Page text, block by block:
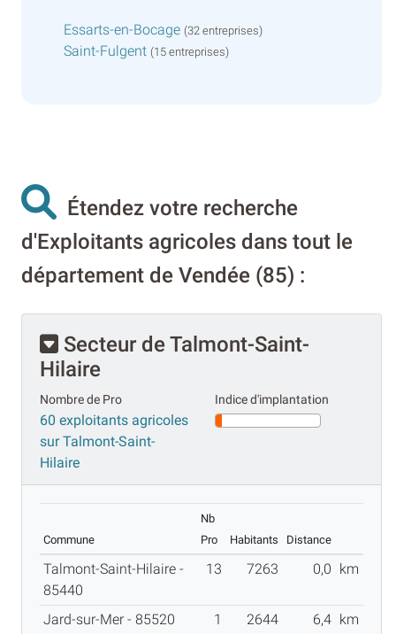
Essarts-en-Bocage (32 entreprises)
Saint-Fulgent (15 entreprises)
Étendez votre recherche
d'Exploitants agricoles dans tout le
département de Vendée (85) :
Secteur de Talmont-Saint-
Hilaire
Nombre de Pro
60 exploitants agricoles
sur Talmont-Saint-
Hilaire
Indice d'implantation
Commune
Nb
Pro
Habitants Distance
Talmont-Saint-Hilaire -
85440
13 7263 0,0 km
Jard-sur-Mer - 85520 1 2644 6,4 km